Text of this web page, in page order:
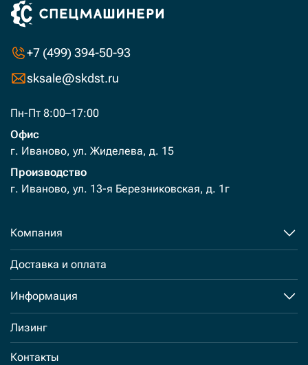
+7 (499) 394-50-93
sksale@skdst.ru
Пн-Пт 8:00–17:00
Офис
г. Иваново, ул. Жиделева, д. 15
Производство
г. Иваново, ул. 13-я Березниковская, д. 1г
Компания
Доставка и оплата
Информация
Лизинг
Контакты